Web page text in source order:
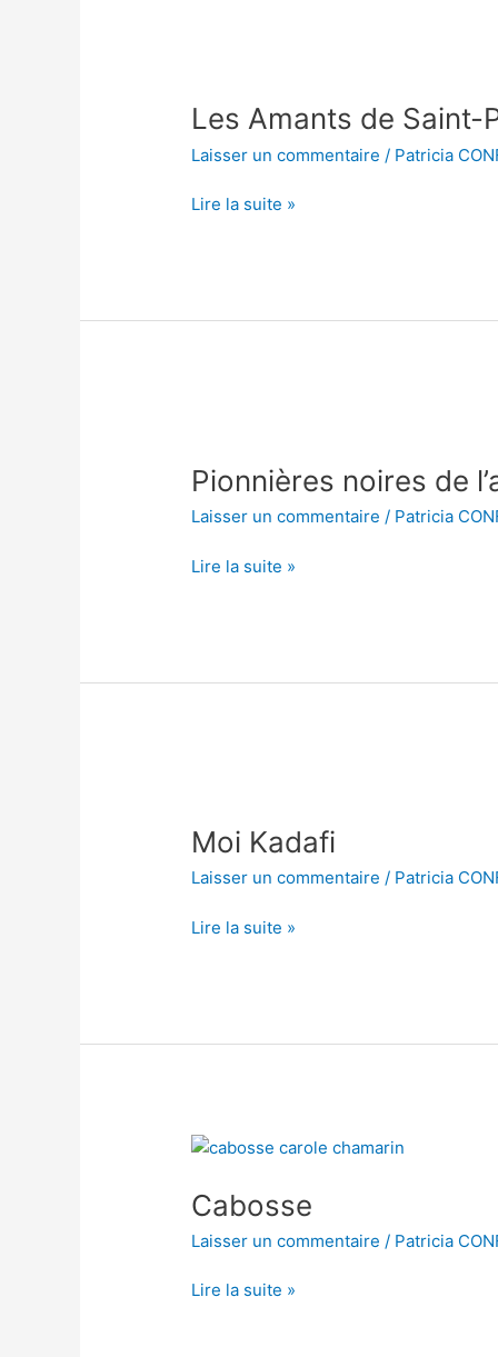
Les Amants de Saint-
Laisser un commentaire / Patricia
de
Pierre
Lire la suite »
Pionnières noires de
Laisser un commentaire / Patricia
de
Lire la suite »
Moi Kadafi
Laisser un commentaire / Patricia
Lire la suite »
Cabosse
Laisser un commentaire / Patricia
Cabosse
Lire la suite »